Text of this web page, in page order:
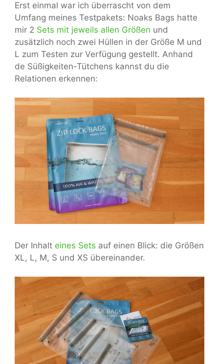
Erst einmal war ich überrascht von dem
Umfang meines Testpakets: Noaks Bags hatte
mir 2 Sets mit jeweils allen Größen und
zusätzlich noch zwei Hüllen in der Größe M und
L zum Testen zur Verfügung gestellt. Anhand
de Süßigkeiten-Tütchens kannst du die
Relationen erkennen:
Der Inhalt eines Sets auf einen Blick: die Größen
XL, L, M, S und XS übereinander.